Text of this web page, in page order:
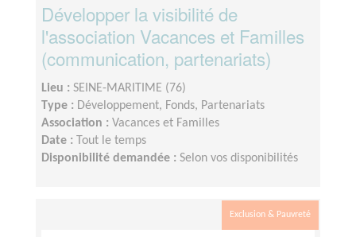
Développer la visibilité de
l'association Vacances et Familles
(communication, partenariats)
Lieu : SEINE-MARITIME (76)
Type : Développement, Fonds, Partenariats
Association : Vacances et Familles
Date :
Tout le temps
Disponibilité demandée : Selon vos disponibilités
Exclusion & Pauvreté